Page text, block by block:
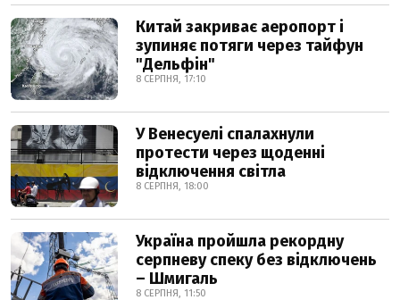
Китай закриває аеропорт і
зупиняє потяги через тайфун
"Дельфін"
8 СЕРПНЯ, 17:10
У Венесуелі спалахнули
протести через щоденні
відключення світла
8 СЕРПНЯ, 18:00
Україна пройшла рекордну
серпневу спеку без відключень
– Шмигаль
8 СЕРПНЯ, 11:50